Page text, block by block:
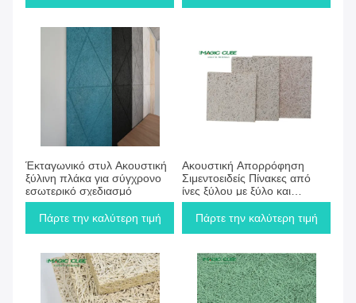
Έκταγωνικό στυλ Ακουστική
ξύλινη πλάκα για σύγχρονο
εσωτερικό σχεδιασμό
Πάρτε την καλύτερη τιμή
Ακουστική Απορρόφηση
Σιμεντοειδείς Πίνακες από
ίνες ξύλου με ξύλο και
τσιμέντο
Πάρτε την καλύτερη τιμή